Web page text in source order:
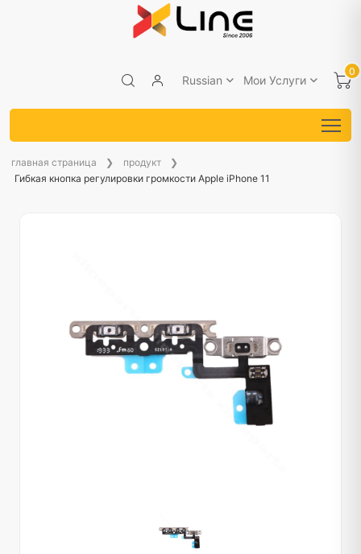
Russian Мои Услуги
0
главная страница
продукт
Гибкая кнопка регулировки громкости Apple iPhone 11